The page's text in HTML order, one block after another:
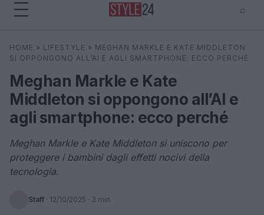
⌕
Cerca ⌕ ×
HOME » LIFESTYLE » MEGHAN MARKLE E KATE MIDDLETON
SI OPPONGONO ALL’AI E AGLI SMARTPHONE: ECCO PERCHÉ
Meghan Markle e Kate
Middleton si oppongono all’AI e
agli smartphone: ecco perché
Meghan Markle e Kate Middleton si uniscono per
proteggere i bambini dagli effetti nocivi della
tecnologia.
Staff · 12/10/2025 · 3 min